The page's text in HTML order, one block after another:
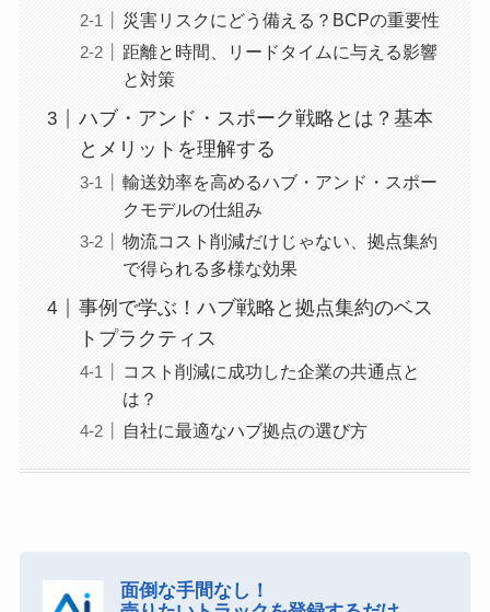
災害リスクにどう備える？BCPの重要性
距離と時間、リードタイムに与える影響
と対策
ハブ・アンド・スポーク戦略とは？基本
とメリットを理解する
輸送効率を高めるハブ・アンド・スポー
クモデルの仕組み
物流コスト削減だけじゃない、拠点集約
で得られる多様な効果
事例で学ぶ！ハブ戦略と拠点集約のベス
トプラクティス
コスト削減に成功した企業の共通点と
は？
自社に最適なハブ拠点の選び方
面倒な手間なし！